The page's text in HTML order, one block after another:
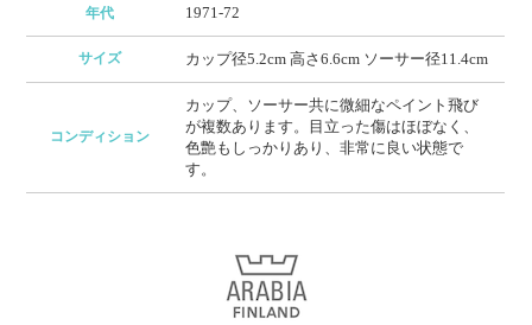
年代 1971-72
サイズ カップ径5.2cm 高さ6.6cm ソーサー径11.4cm
コンディション
カップ、ソーサー共に微細なペイント飛び
が複数あります。目立った傷はほぼなく、
色艶もしっかりあり、非常に良い状態で
す。